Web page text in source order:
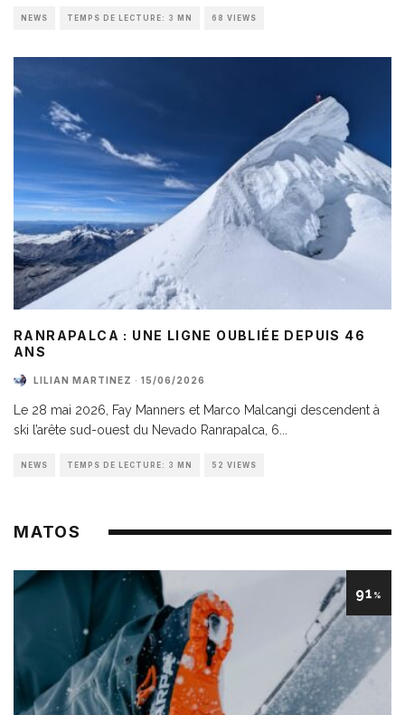
NEWS TEMPS DE LECTURE: 3 MN 68 VIEWS
RANRAPALCA : UNE LIGNE OUBLIÉE DEPUIS 46
ANS
LILIAN MARTINEZ · 15/06/2026
Le 28 mai 2026, Fay Manners et Marco Malcangi descendent à
ski l’arête sud-ouest du Nevado Ranrapalca, 6
NEWS TEMPS DE LECTURE: 3 MN 52 VIEWS
MATOS
91 %